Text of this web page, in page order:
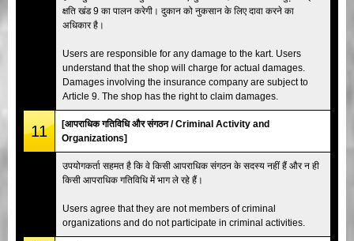
क्षति खंड 9 का पालन करेगी। दुकान को नुकसान के लिए दावा करने का
अधिकार है।
Users are responsible for any damage to the kart. Users
understand that the shop will charge for actual damages.
Damages involving the insurance company are subject to
Article 9. The shop has the right to claim damages.
11
[आपराधिक गतिविधि और संगठन / Criminal Activity and
Organizations]
उपयोगकर्ता सहमत है कि वे किसी आपराधिक संगठन के सदस्य नहीं हैं और न ही
किसी आपराधिक गतिविधि में भाग ले रहे हैं।
Users agree that they are not members of criminal
organizations and do not participate in criminal activities.